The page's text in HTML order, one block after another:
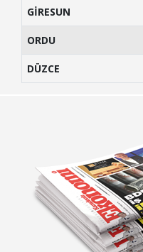
GİRESUN
ORDU
DÜZCE